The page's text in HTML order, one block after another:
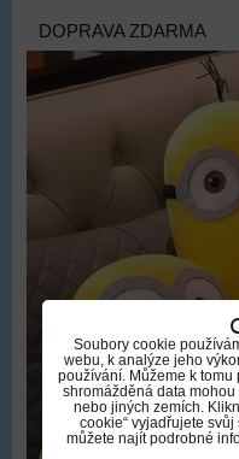
DOPRAVA ZDARMA
Soubory cookie
webu, k analýze jeho
používání. Můžeme k tomu
shromážděná data
nebo jiných zemích.
cookie“ vyjadřujete
můžete najít podrobné